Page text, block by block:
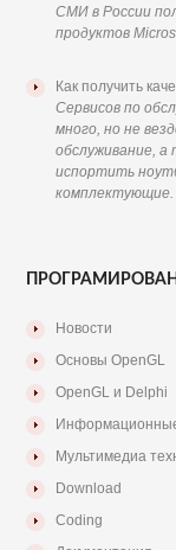
СМИ в России
продуктов
Как получить
Сервисов по
много, но не
обслуживание,
испортить
комплектующие.
Новости
Основы OpenGL
OpenGL и Delphi
Мультимедиа
Download
Coding